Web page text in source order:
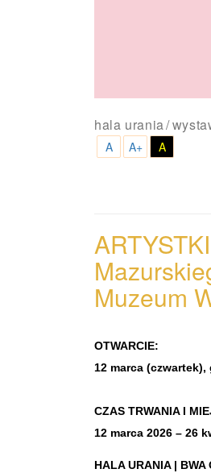
hala urania
A A+ A
Muzeum
OTWARCIE:
12 marca (czwartek),
CZAS TRWANIA I
12 marca 2026 – 26
HALA URANIA |